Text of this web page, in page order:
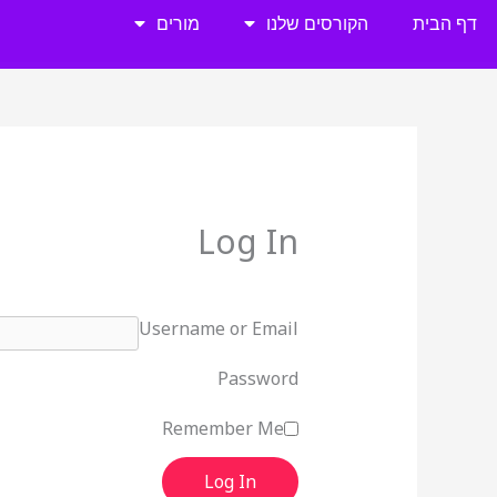
לתוכן
דף הבית הקורסים שלנו מורים
Log In
Username or Email
Password
Remember Me